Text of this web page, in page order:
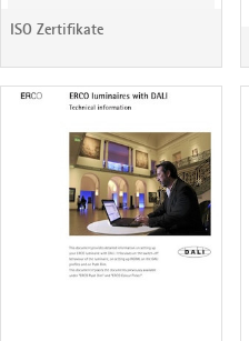
ISO Zertifikate